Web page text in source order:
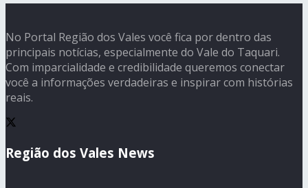
No Portal Região dos Vales você fica por dentro das
principais notícias, especialmente do Vale do Taquari.
Com imparcialidade e credibilidade queremos conectar
você a informações verdadeiras e inspirar com histórias
reais.
Região dos Vales News